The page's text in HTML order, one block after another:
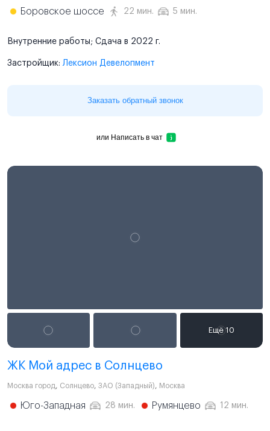
Боровское шоссе 22 мин. 5 мин.
Внутренние работы; Сдача в 2022 г.
Застройщик: Лексион Девелопмент
Заказать обратный звонок
или Написать в чат
ЖК Мой адрес в Солнцево
Москва город, Солнцево, ЗАО (Западный), Москва
Юго-Западная 28 мин. Румянцево 12 мин.